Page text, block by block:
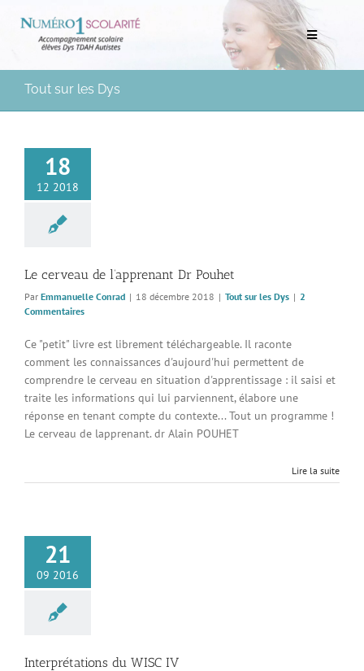
contenu
Toggle
Navigation
Rechercher:
Soutien scolaire à domicile
Mentorat scolaire
Ressources pédagogiques
Médias
Connexion à votre espace
Tout sur les Dys
18
12 2018
Le cerveau de l’apprenant Dr Pouhet
Par Emmanuelle Conrad | 18 décembre 2018 | Tout sur les Dys | 2
Commentaires
Ce "petit" livre est librement téléchargeable. Il raconte
comment les connaissances d'aujourd'hui permettent de
comprendre le cerveau en situation d'apprentissage : il saisi et
traite les informations qui lui parviennent, élabore une
réponse en tenant compte du contexte... Tout un programme !
Le cerveau de lapprenant. dr Alain POUHET
Lire la suite
21
09 2016
Interprétations du WISC IV